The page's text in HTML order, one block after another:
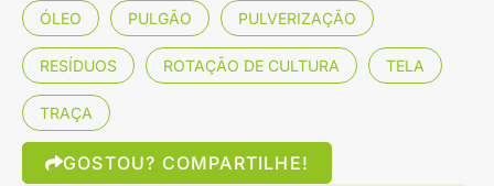
ÓLEO PULGÃO PULVERIZAÇÃO
RESÍDUOS ROTAÇÃO DE CULTURA TELA
TRAÇA
GOSTOU? COMPARTILHE!